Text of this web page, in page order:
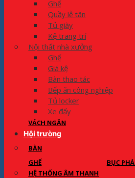
Ghế
Quầy lễ tân
Tủ giày
Kệ trang trí
Nội thất nhà xưởng
Ghế
Giá kệ
Bàn thao tác
Bếp ăn công nghiệp
Tủ locker
Xe đẩy
VÁCH NGĂN
Hội trường
BÀN
GHẾ
BỤC
HỆ THỐNG ÂM THANH